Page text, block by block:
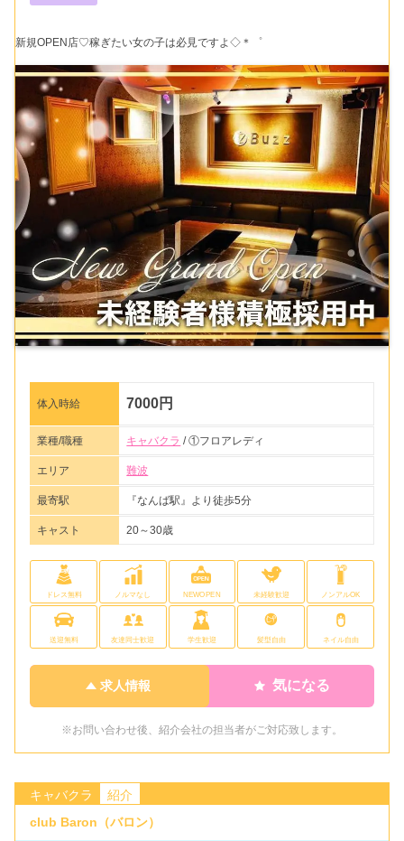
新規OPEN店♡稼ぎたい女の子は必見ですよ◇＊゜
体入時給 7000円
業種/職種 キャバクラ / ①フロアレディ
エリア 難波
最寄駅 『なんば駅』より徒歩5分
キャスト 20～30歳
ドレス無料 ノルマなし NEWOPEN 未経験歓迎 ノンアルOK
送迎無料 友達同士歓迎 学生歓迎 髪型自由 ネイル自由
求人情報 気になる
※お問い合わせ後、紹介会社の担当者がご対応致します。
キャバクラ
紹介
club Baron（バロン）